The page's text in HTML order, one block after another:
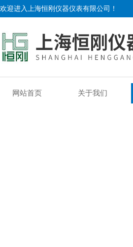
欢迎进入上海恒刚仪器仪表有限公司！
网站首页 关于我们